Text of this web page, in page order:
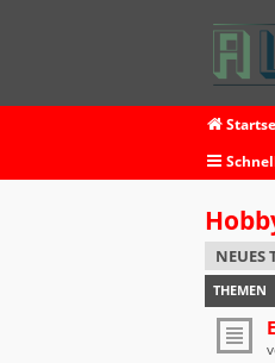
NEUES
THEMEN